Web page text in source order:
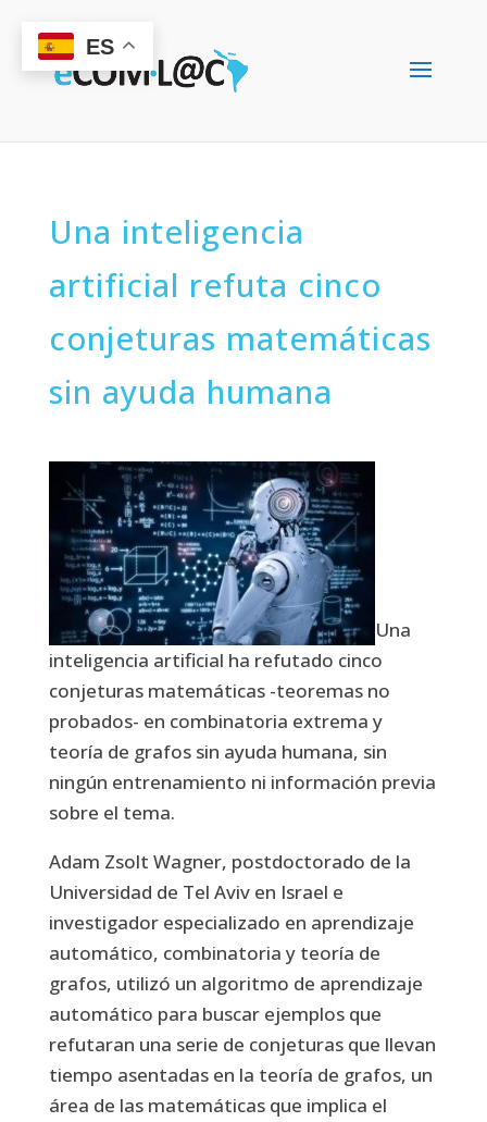
Una inteligencia
artificial refuta cinco
conjeturas matemáticas
sin ayuda humana
Una
inteligencia artificial ha refutado cinco
conjeturas matemáticas -teoremas no
probados- en combinatoria extrema y
teoría de grafos sin ayuda humana, sin
ningún entrenamiento ni información previa
sobre el tema.
Adam Zsolt Wagner, postdoctorado de la
Universidad de Tel Aviv en Israel e
investigador especializado en aprendizaje
automático, combinatoria y teoría de
grafos, utilizó un algoritmo de aprendizaje
automático para buscar ejemplos que
refutaran una serie de conjeturas que llevan
tiempo asentadas en la teoría de grafos, un
área de las matemáticas que implica el
ES